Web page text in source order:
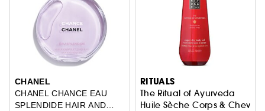
CHANEL
CHANEL CHANCE EAU
SPLENDIDE HAIR AND
RITUALS
The Ritual of Ayurveda
Huile Sèche Corps &